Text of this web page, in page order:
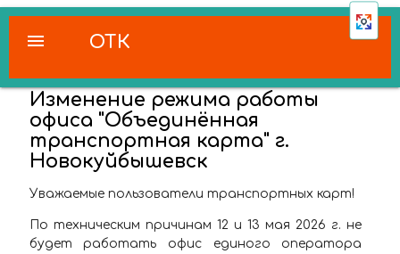
ОТК
menu
Изменение режима работы
офиса "Объединённая
транспортная карта" г.
Новокуйбышевск
Уважаемые пользователи транспортных карт!
По техническим причинам 12 и 13 мая 2026 г. не
будет работать офис единого оператора